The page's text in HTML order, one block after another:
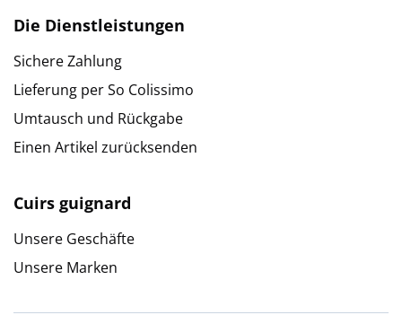
Die Dienstleistungen
Sichere Zahlung
Lieferung per So Colissimo
Umtausch und Rückgabe
Einen Artikel zurücksenden
Cuirs guignard
Unsere Geschäfte
Unsere Marken